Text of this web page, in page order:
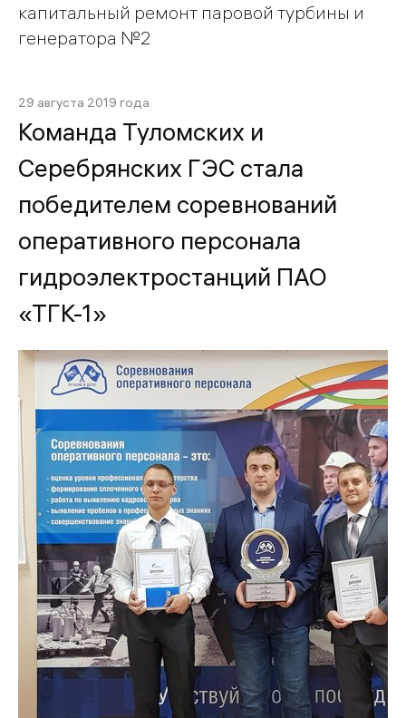
капитальный ремонт паровой турбины и
генератора №2
29 августа 2019 года
Команда Туломских и
Серебрянских ГЭС стала
победителем соревнований
оперативного персонала
гидроэлектростанций ПАО
«ТГК-1»